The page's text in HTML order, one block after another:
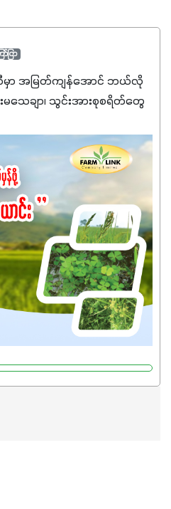
ာ်ငြာ
သီမှာ အမြတ်ကျန်အောင် ဘယ်လို
သေချာ၊ သွင်းအားစုစရိတ်တွေ
င်းအားစုဖိုးကို လျှော့ချပြီး
းကြီးတို့ အဆင်ပြေမှာနော် ✔️ဒါ
တွက်အကျိုးရစေမယ့်
ားစုပစ္စည်းတွေကိုပဲ ရွေးချယ်